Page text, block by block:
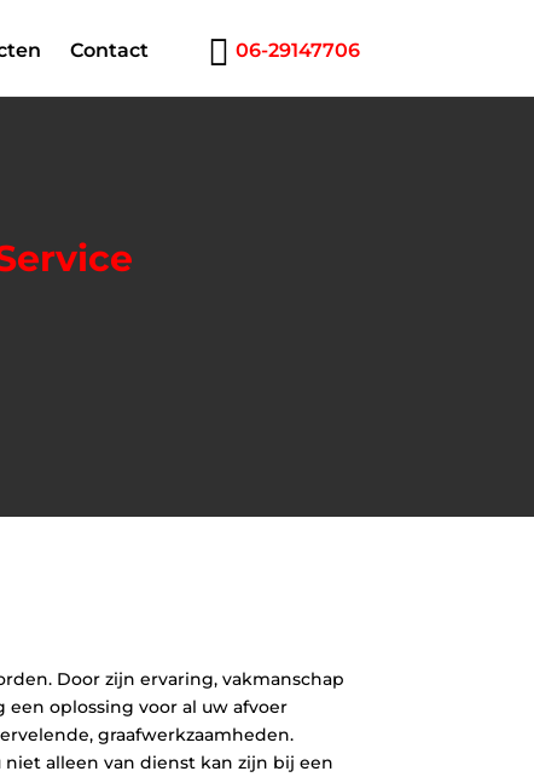
Contact 06-29147706
Door zijn ervaring, vakmanschap
oplossing voor al uw afvoer
graafwerkzaamheden.
alleen van dienst kan zijn bij een